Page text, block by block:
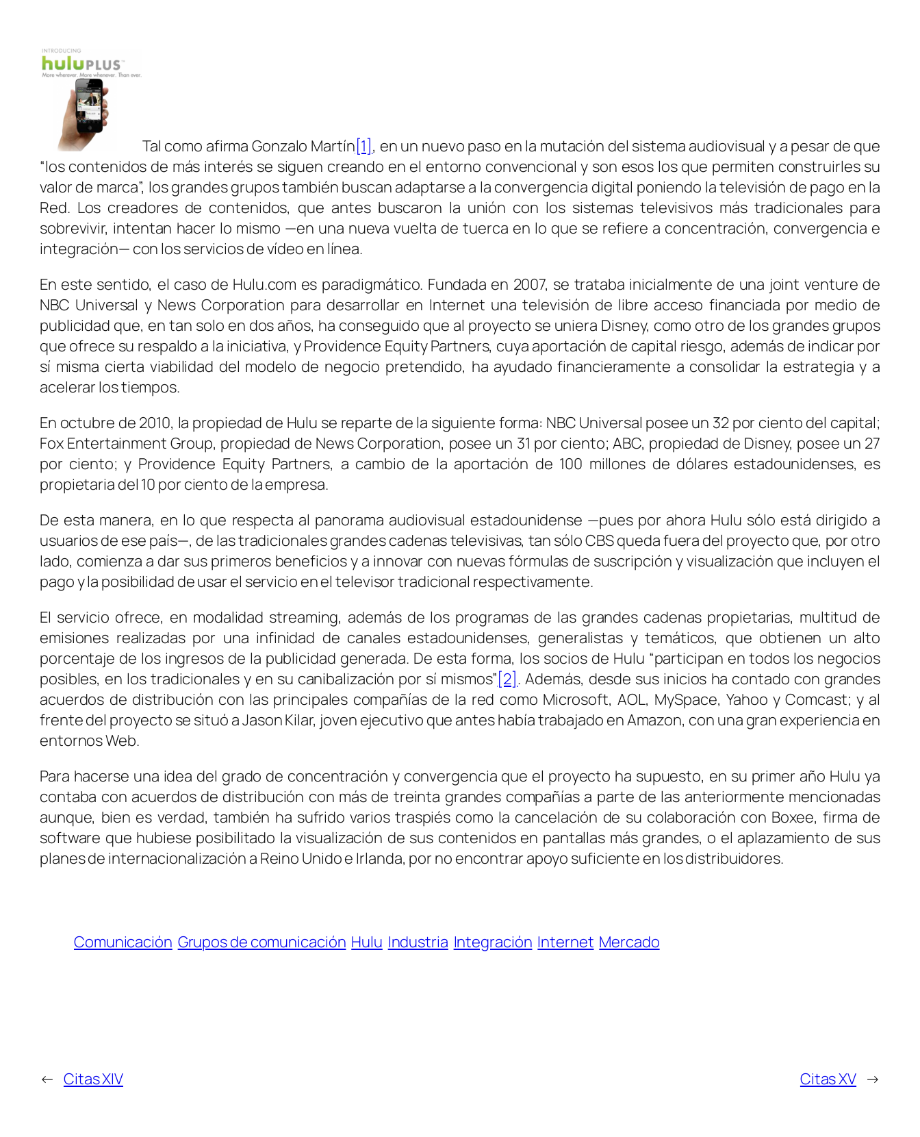
Tal como afirma Gonzalo Martín[1], en un nuevo paso en la mutación del sistema audiovisual y a pesar de que
“los contenidos de más interés se siguen creando en el entorno convencional y son esos los que permiten construirles su
valor de marca”, los grandes grupos también buscan adaptarse a la convergencia digital poniendo la televisión de pago en la
Red. Los creadores de contenidos, que antes buscaron la unión con los sistemas televisivos más tradicionales para
sobrevivir, intentan hacer lo mismo —en una nueva vuelta de tuerca en lo que se refiere a concentración, convergencia e
integración— con los servicios de vídeo en línea.
En este sentido, el caso de Hulu.com es paradigmático. Fundada en 2007, se trataba inicialmente de una joint venture de
NBC Universal y News Corporation para desarrollar en Internet una televisión de libre acceso financiada por medio de
publicidad que, en tan solo en dos años, ha conseguido que al proyecto se uniera Disney, como otro de los grandes grupos
que ofrece su respaldo a la iniciativa, y Providence Equity Partners, cuya aportación de capital riesgo, además de indicar por
sí misma cierta viabilidad del modelo de negocio pretendido, ha ayudado financieramente a consolidar la estrategia y a
acelerar los tiempos.
En octubre de 2010, la propiedad de Hulu se reparte de la siguiente forma: NBC Universal posee un 32 por ciento del capital;
Fox Entertainment Group, propiedad de News Corporation, posee un 31 por ciento; ABC, propiedad de Disney, posee un 27
por ciento; y Providence Equity Partners, a cambio de la aportación de 100 millones de dólares estadounidenses, es
propietaria del 10 por ciento de la empresa.
De esta manera, en lo que respecta al panorama audiovisual estadounidense —pues por ahora Hulu sólo está dirigido a
usuarios de ese país—, de las tradicionales grandes cadenas televisivas, tan sólo CBS queda fuera del proyecto que, por otro
lado, comienza a dar sus primeros beneficios y a innovar con nuevas fórmulas de suscripción y visualización que incluyen el
pago y la posibilidad de usar el servicio en el televisor tradicional respectivamente.
El servicio ofrece, en modalidad streaming, además de los programas de las grandes cadenas propietarias, multitud de
emisiones realizadas por una infinidad de canales estadounidenses, generalistas y temáticos, que obtienen un alto
porcentaje de los ingresos de la publicidad generada. De esta forma, los socios de Hulu “participan en todos los negocios
posibles, en los tradicionales y en su canibalización por sí mismos”[2]. Además, desde sus inicios ha contado con grandes
acuerdos de distribución con las principales compañías de la red como Microsoft, AOL, MySpace, Yahoo y Comcast; y al
frente del proyecto se situó a Jason Kilar, joven ejecutivo que antes había trabajado en Amazon, con una gran experiencia en
entornos Web.
Para hacerse una idea del grado de concentración y convergencia que el proyecto ha supuesto, en su primer año Hulu ya
contaba con acuerdos de distribución con más de treinta grandes compañías a parte de las anteriormente mencionadas
aunque, bien es verdad, también ha sufrido varios traspiés como la cancelación de su colaboración con Boxee, firma de
software que hubiese posibilitado la visualización de sus contenidos en pantallas más grandes, o el aplazamiento de sus
planes de internacionalización a Reino Unido e Irlanda, por no encontrar apoyo suficiente en los distribuidores.
Comunicación Grupos de comunicación Hulu Industria Integración Internet Mercado
← Citas XIV Citas XV →